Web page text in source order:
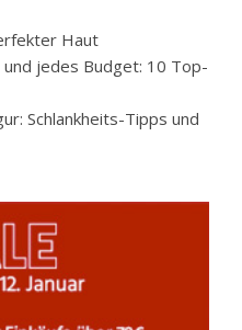
Haut
jedes Budget: 10 Top-
Schlankheits-Tipps und